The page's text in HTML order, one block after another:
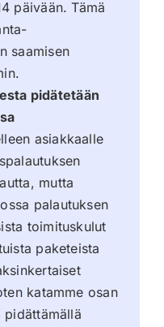
päivään. Tämä
saamisen
pidätetään
asiakkaalle
mutta
palautuksen
toimituskulut
paketeista
katamme osan
pidättämällä